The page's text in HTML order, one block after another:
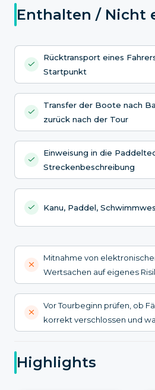
Enthalten / Nicht
Rücktransport eines
Startpunkt
Transfer der Boote nach
zurück nach der Tour
Einweisung in die
Streckenbeschreibung
Kanu, Paddel,
Mitnahme von
Wertsachen auf eigenes
Vor Tourbeginn prüfen, ob
korrekt verschlossen und
Highlights